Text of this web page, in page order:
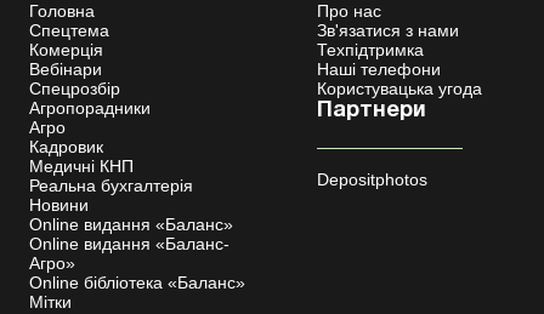
Головна
Спецтема
Комерція
Вебінари
Спецрозбір
Агропорадники
Агро
Кадровик
Медичні КНП
Реальна бухгалтерія
Новини
Online видання «Баланс»
Online видання «Баланс-
Агро»
Online бібліотека «Баланс»
Мітки
Про нас
Зв'язатися з нами
Техпідтримка
Наші телефони
Користувацька угода
Партнери
Depositphotos